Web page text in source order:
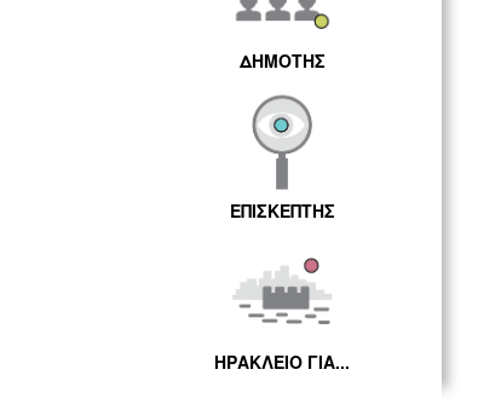
ΔΗΜΟΤΗΣ
ΕΠΙΣΚΕΠΤΗΣ
ΗΡΑΚΛΕΙΟ ΓΙΑ...